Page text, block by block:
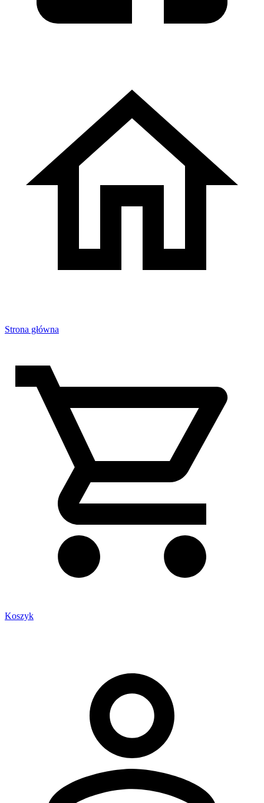
Strona główna
Koszyk